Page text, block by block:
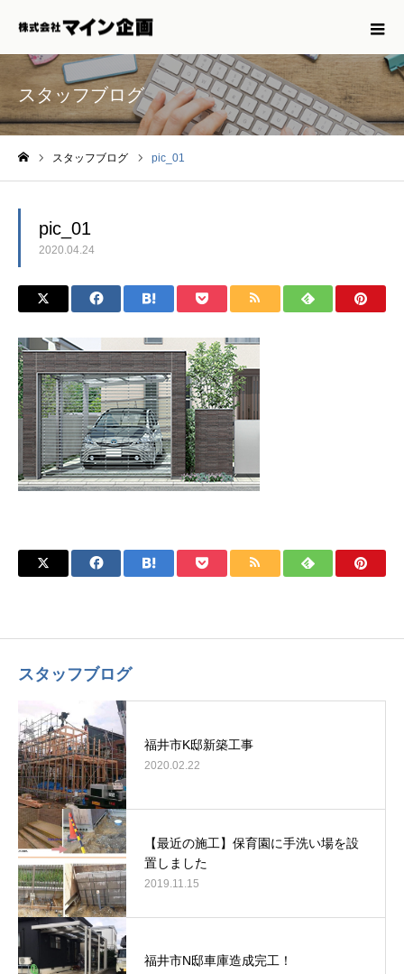
スタッフブログ
スタッフブログ pic_01
pic_01
2020.04.24
スタッフブログ
福井市K邸新築工事
2020.02.22
【最近の施工】保育園に手洗い場を設
置しました
2019.11.15
福井市N邸車庫造成完工！